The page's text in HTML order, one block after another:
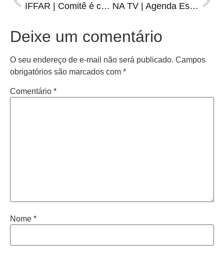
IFFAR | Comitê é criado pela implantação de campus em Santiago NA TV | Agenda Esportiva de quinta, 31 de agosto
Deixe um comentário
O seu endereço de e-mail não será publicado. Campos
obrigatórios são marcados com *
Comentário *
Nome *